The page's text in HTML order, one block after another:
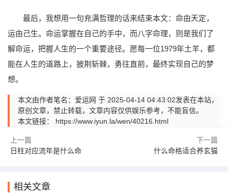
最后，我想用一句充满哲理的话来结束本文：命由天定，
运由己生。命运掌握在自己的手中，而八字命理，则是我们了
解命运，把握人生的一个重要途径。愿每一位1979年土羊，都
能在人生的道路上，披荆斩棘，勇往直前，最终实现自己的梦
想。
本文由作者笔名：爱运网 于 2025-04-14 04:43:02发表在本站，
原创文章，禁止转载，文章内容仅供娱乐参考，不能盲信。
本文链接： https://www.iyun.la/wen/40216.html
上一篇
日柱对应流年是什么命
下一篇
什么命格适合养玄猫
相关文章